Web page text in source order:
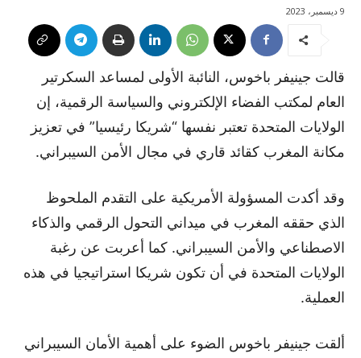
9 ديسمبر، 2023
قالت جينيفر باخوس، النائبة الأولى لمساعد السكرتير
العام لمكتب الفضاء الإلكتروني والسياسة الرقمية، إن
الولايات المتحدة تعتبر نفسها “شريكا رئيسيا” في تعزيز
مكانة المغرب كقائد قاري في مجال الأمن السيبراني.
وقد أكدت المسؤولة الأمريكية على التقدم الملحوظ
الذي حققه المغرب في ميداني التحول الرقمي والذكاء
الاصطناعي والأمن السيبراني. كما أعربت عن رغبة
الولايات المتحدة في أن تكون شريكا استراتيجيا في هذه
العملية.
ألقت جينيفر باخوس الضوء على أهمية الأمان السيبراني